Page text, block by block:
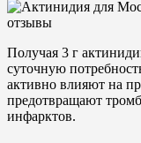
Получая 3 г
суточную
активно влияют на
предотвращают
инфарктов.